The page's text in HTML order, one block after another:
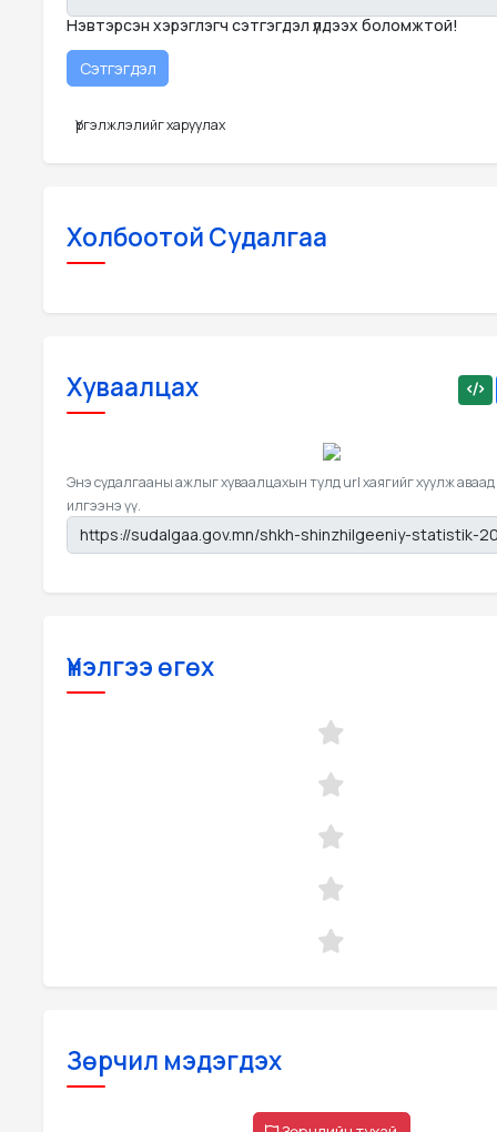
Нэвтэрсэн хэрэглэгч сэтгэгдэл үлдээх боломжтой!
Үргэлжлэлийг харуулах
Холбоотой Судалгаа
Хуваалцах
Энэ судалгааны ажлыг хуваалцахын тулд url хаягийг хуулж аваад
илгээнэ үү.
Үнэлгээ өгөх
Зөрчил мэдэгдэх